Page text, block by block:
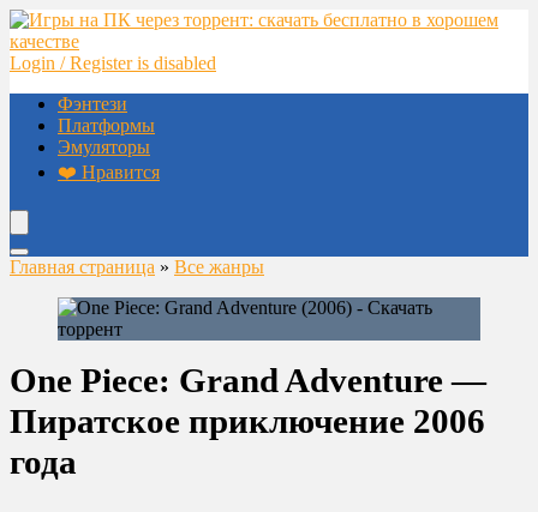
Login / Register is disabled
Фэнтези
Платформы
Эмуляторы
❤️ Нравится
Главная страница » Все жанры
One Piece: Grand Adventure —
Пиратское приключение 2006
года